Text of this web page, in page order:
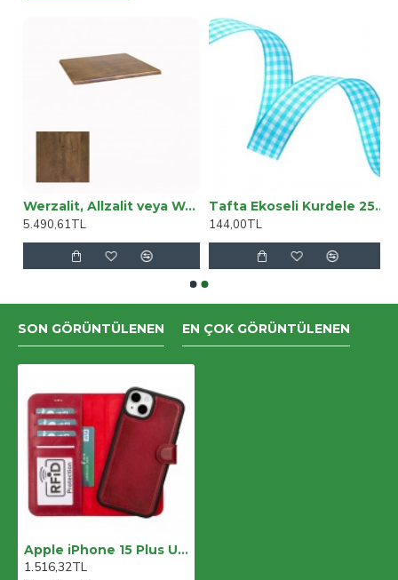
Werzalit, Allzalit veya Wermodin Masa Tablası 60X60 - Rustik Dark
5.490,61TL
Tafta Ekoseli Kurdele 25 Mm Mint 5 Metre
144,00TL
SON GÖRÜNTÜLENEN EN ÇOK GÖRÜNTÜLENEN
Apple iPhone 15 Plus Uyumlu Deri Cüzdanlı Kılıf MWWN V4EF Kırmızı
1.516,32TL